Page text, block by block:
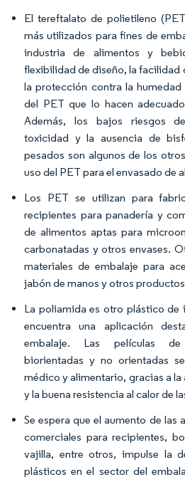
El tereftalato de polietileno
más utilizados para fines de
industria de alimentos y
flexibilidad de diseño, la facilidad
la protección contra la
del PET que lo hacen
Además, los bajos riesgos
toxicidad y la ausencia de
pesados son algunos de los
uso del PET para el envasado de
Los PET se utilizan para
recipientes para panadería y
de alimentos aptas para
carbonatadas y otros envases.
materiales de embalaje para
jabón de manos y otros
La poliamida es otro plástico de
encuentra una aplicación
embalaje. Las películas de
biorientadas y no orientadas
médico y alimentario, gracias a
y la buena resistencia al calor de
Se espera que el aumento de
comerciales para recipientes,
vajilla, entre otros, impulse la
plásticos en el sector del